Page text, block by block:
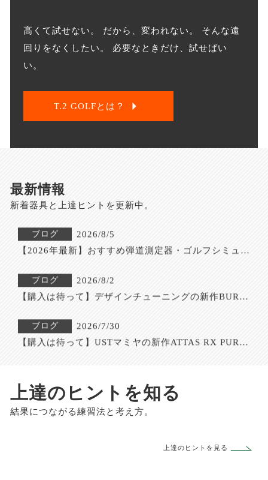
高くて試せない。 だから、変われない。 そんな遠
回りをなくしたい。 必要なときだけ、試せばい
い。
T.2 GOLFとは？
最新情報
新着器具と上達ヒントを更新中。
【購入は待って】USTマミヤの新作ATTAS RX PURE
BLUEの試打評価は？｜評判・口コミ・スペック・最
安値を徹底解説
【購入は待って】TOUR AD EKの試打評価！暴れない
ブログ
ブログ 2026/7/27
コミ・スペック・最安値を徹底解説
ブログ 2026/8/6
【2026年最新】おすすめ弾道測定器・ゴルフシミュレ
効率
ブログ
【購入は待って】デザインチューニングの新作BURST
ントロール｜評判・口コミ・スペック・最安値を徹底
解説
ブログ 2026/8/2
【購入は待って】USTマミヤの新作ATTAS RX PURE
安値を徹底解説
ブログ 2026/7/30
【購入は待って】TOUR AD EKの試打評価！暴れない
ブログ 2026/7/28
【購入は待って】新作TENSEI 1K Pro Orange RIP+の
試打評価は？「中元調子×RIP+」で初速が伸びる次世
代オレンジ｜評判・スペック・最安値を徹底解説
試打評価は？二段階加速が生む飛距離革命｜評判・口
上達のヒントを知る
結果につながる練習法と考え方。
上達のヒントを見る